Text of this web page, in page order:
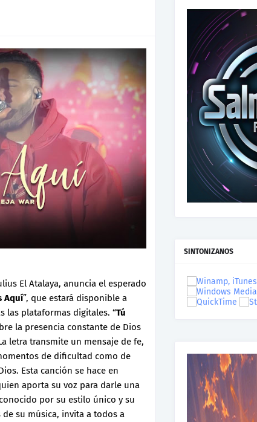
El Atalaya, anuncia el esperado
Aquí”, que estará disponible a
las plataformas digitales. “Tú
la presencia constante de Dios
letra transmite un mensaje de fe,
de dificultad como de
Esta canción se hace en
aporta su voz para darle una
por su estilo único y su
su música, invita a todos a
SINTONIZANOS